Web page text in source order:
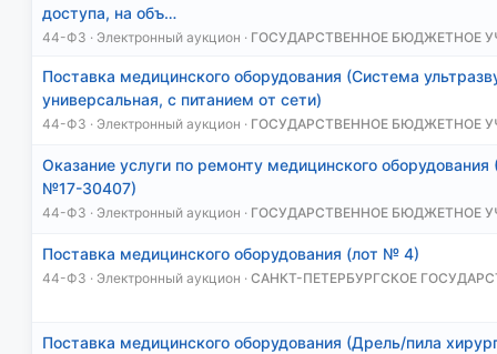
доступа, на объ…
44-ФЗ · Электронный аукцион · ГОСУДАРСТВЕННОЕ БЮДЖЕТНОЕ
Поставка медицинского оборудования (Система
универсальная, с питанием от сети)
44-ФЗ · Электронный аукцион · ГОСУДАРСТВЕННОЕ БЮДЖЕТНОЕ
Оказание услуги по ремонту медицинского
№17-30407)
44-ФЗ · Электронный аукцион · ГОСУДАРСТВЕННОЕ БЮДЖЕТНОЕ
Поставка медицинского оборудования (лот № 4)
44-ФЗ · Электронный аукцион · САНКТ-ПЕТЕРБУРГСКОЕ
Поставка медицинского оборудования (Дрель/пила